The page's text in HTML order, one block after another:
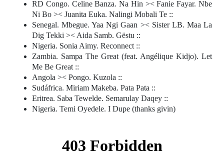
RD Congo. Celine Banza. Na Hin >< Fanie Fayar. Nbe
Ni Bo >< Juanita Euka. Nalingi Mobali Te ::
Senegal. Mbegue. Yaa Ngi Gaan >< Sister LB. Maa La
Dig Tekki >< Aida Samb. Gëstu ::
Nigeria. Sonia Aimy. Reconnect ::
Zambia. Sampa The Great (feat. Angélique Kidjo). Let
Me Be Great ::
Angola >< Pongo. Kuzola ::
Sudáfrica. Miriam Makeba. Pata Pata ::
Eritrea. Saba Tewelde. Semarulay Daqey ::
Nigeria. Temi Oyedele. I Dupe (thanks givin)